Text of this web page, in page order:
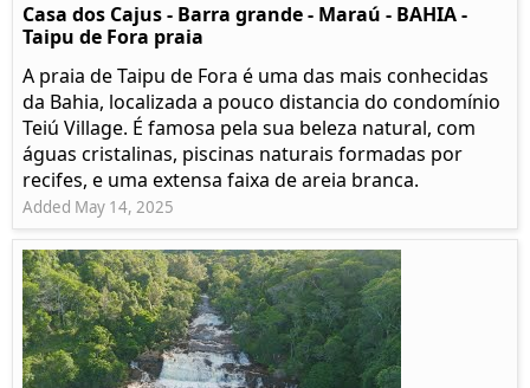
Casa dos Cajus - Barra grande - Maraú - BAHIA -
Taipu de Fora praia
A praia de Taipu de Fora é uma das mais conhecidas
da Bahia, localizada a pouco distancia do condomínio
Teiú Village. É famosa pela sua beleza natural, com
águas cristalinas, piscinas naturais formadas por
recifes, e uma extensa faixa de areia branca.
Added May 14, 2025